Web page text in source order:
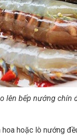
lên bếp nướng chín
hoặc lò nướng